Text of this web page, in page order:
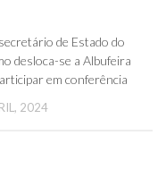
de Estado do
desloca-se a Albufeira
em conferência
2024